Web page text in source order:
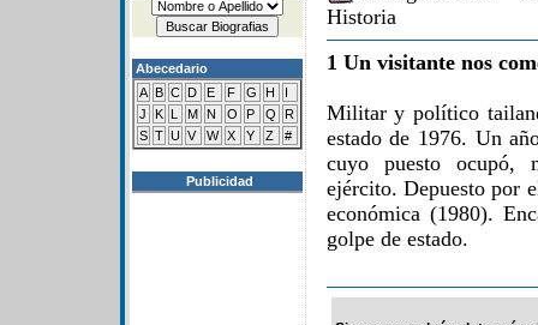
Abecedario
A B C D E F G H
I
J
K L M N O P Q
R
S T U V W X Y Z #
Publicidad
Historia
1 Un visitante nos
Militar y político
estado de 1976. Un
cuyo puesto ocupó,
ejército. Depuesto por
económica (1980).
golpe de estado.